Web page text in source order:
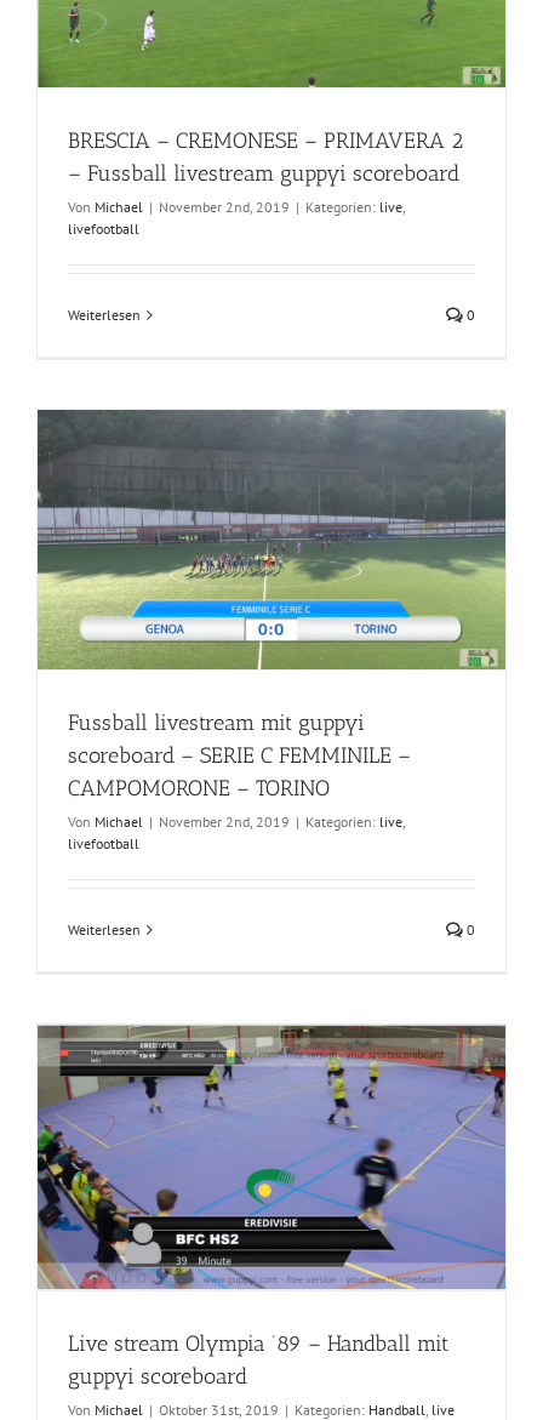
BRESCIA – CREMONESE – PRIMAVERA 2
– Fussball livestream guppyi scoreboard
Von Michael | November 2nd, 2019 | Kategorien: live
livefootball
Weiterlesen 0
Fussball livestream mit guppyi
scoreboard – SERIE C FEMMINILE –
CAMPOMORONE – TORINO
Von Michael | November 2nd, 2019 | Kategorien: live
livefootball
Weiterlesen 0
Live stream Olympia ’89 – Handball mit
guppyi scoreboard
Von Michael | Oktober 31st, 2019 | Kategorien: Handball live